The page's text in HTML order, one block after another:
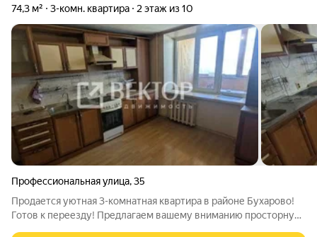
74,3 м² 3-комн. квартира 2 этаж из 10
Профессиональная улица,35
Продается уютная 3-комнатная квартира в районе Бухарово!
Готов к переезду! Предлагаем вашему вниманию просторную